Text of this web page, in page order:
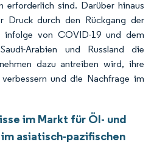
erforderlich sind. Darüber hinaus
Druck durch den Rückgang der
von COVID-19 und dem
Arabien und Russland die
dazu antreiben wird, ihre
und die Nachfrage im
im Markt für Öl- und
asiatisch-pazifischen